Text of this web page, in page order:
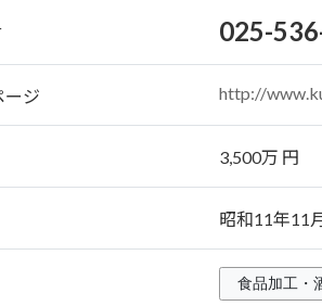
025-
ージ http://
3,500万 円
昭和11年11
食品加工・